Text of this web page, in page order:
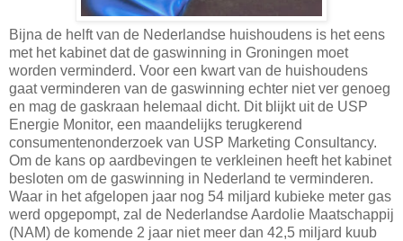
Bijna de helft van de Nederlandse huishoudens is het eens
met het kabinet dat de gaswinning in Groningen moet
worden verminderd. Voor een kwart van de huishoudens
gaat verminderen van de gaswinning echter niet ver genoeg
en mag de gaskraan helemaal dicht. Dit blijkt uit de USP
Energie Monitor, een maandelijks terugkerend
consumentenonderzoek van USP Marketing Consultancy.
Om de kans op aardbevingen te verkleinen heeft het kabinet
besloten om de gaswinning in Nederland te verminderen.
Waar in het afgelopen jaar nog 54 miljard kubieke meter gas
werd opgepompt, zal de Nederlandse Aardolie Maatschappij
(NAM) de komende 2 jaar niet meer dan 42,5 miljard kuub